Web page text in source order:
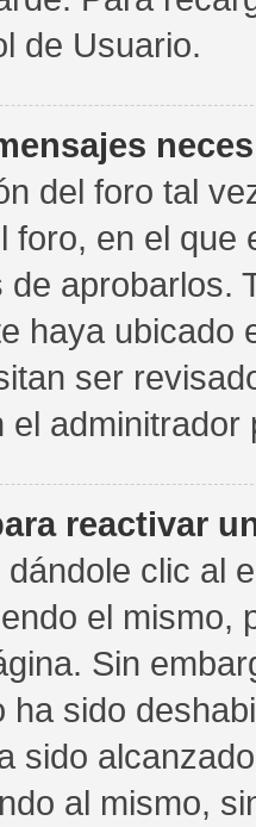
de Usuario.
del foro tal
foro, en el
aprobarlos.
haya ubicado
ser
reactivar
clic al
el mismo,
Sin
ha sido
sido
al mismo,